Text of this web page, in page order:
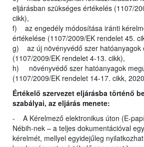
eljárásban szükséges értékelés (1107/
cikk),
f) az engedély módosítása iránti
értékelése (1107/2009/EK rendelet 45.
g) az új növényvédő szer hatóanyagok
(1107/2009/EK rendelet 4-13. cikk),
h) növényvédő szer hatóanyagok
(1107/2009/EK rendelet 14-17. cikk,
Értékelő szervezet eljárásba történő
szabályai, az eljárás menete:
- A Kérelmező elektronikus úton (E-
Nébih-nek – a teljes dokumentációval
kérelmét, mellyel egyidejűleg